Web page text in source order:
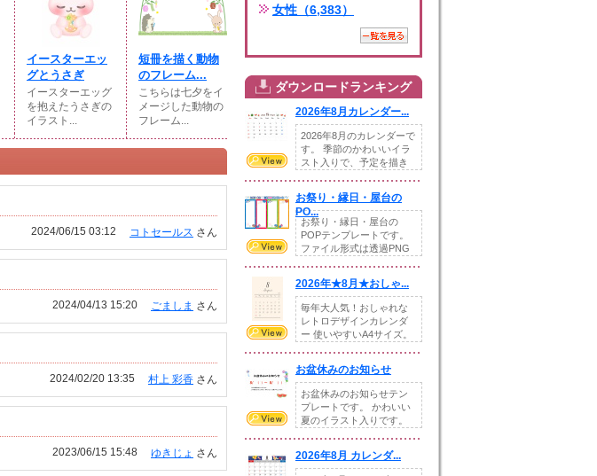
イースターエッ
グとうさぎ
イースターエッグ
を抱えたうさぎの
イラスト...
短冊を描く動物
のフレーム...
こちらは七夕をイ
メージした動物の
フレーム...
コトセールス さん
2024/06/15 03:12
ごましま さん
2024/04/13 15:20
村上 彩香 さん
2024/02/20 13:35
ゆきじょ さん
2023/06/15 15:48
女性（6,383）
ダウンロードランキング
2026年8月カレンダー...
2026年8月のカレンダーで
す。 季節のかわいいイラ
スト入りで、予定を描き
お祭り・縁日・屋台の
PO...
お祭り・縁日・屋台の
POPテンプレートです。
ファイル形式は透過PNG
2026年★8月★おしゃ...
毎年大人気！おしゃれな
レトロデザインカレンダ
ー 使いやすいA4サイズ。
お盆休みのお知らせ
お盆休みのお知らせテン
プレートです。 かわいい
夏のイラスト入りです。
2026年8月 カレンダ...